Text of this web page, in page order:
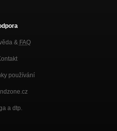
& FAQ
používání
a dtp.